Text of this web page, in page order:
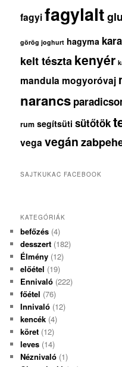
fagyifagylalt
görög joghurt hagyma
kelt tésztakenyér
mandula mogyoróvaj
narancs
rum segítsüti sütőtök
vega vegán
SAJTKUKAC FACEBOOK
KATEGÓRIÁK
befőzés (4)
desszert (182)
Élmény (12)
előétel (19)
Ennivaló (222)
főétel (76)
Innivaló (12)
kencék (4)
köret (12)
leves (14)
Néznivaló (1)